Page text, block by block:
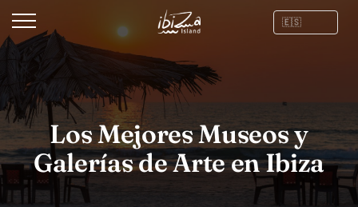
Los Mejores Museos y
Galerías de Arte en Ibiza